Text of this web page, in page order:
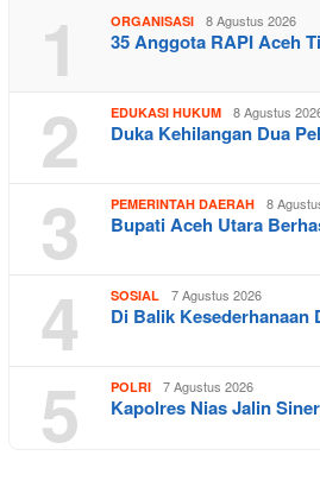
1 ORGANISASI 8 Agustus 2026
35 Anggota RAPI Aceh
2 EDUKASI HUKUM 8 Agustus
Duka Kehilangan Dua
3 PEMERINTAH DAERAH 8
Bupati Aceh Utara
4 SOSIAL 7 Agustus 2026
Di Balik
5 POLRI 7 Agustus 2026
Kapolres Nias Jalin